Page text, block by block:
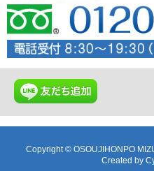
Copyright © OSOUJIHONPO
Created by